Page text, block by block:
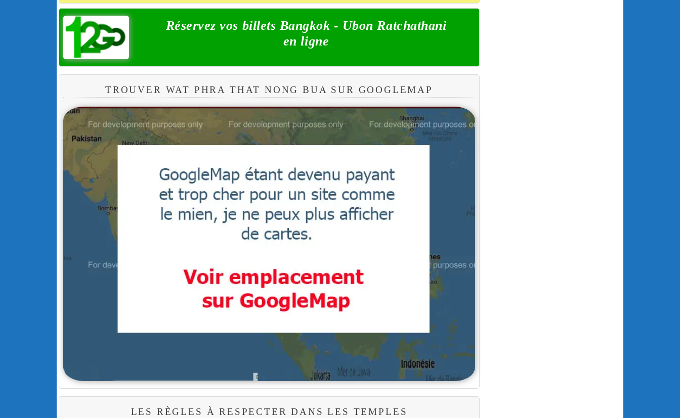
Réservez vos billets Bangkok - Ubon Ratchathani
en ligne
TROUVER WAT PHRA THAT NONG BUA SUR GOOGLEMAP
LES RÈGLES À RESPECTER DANS LES TEMPLES